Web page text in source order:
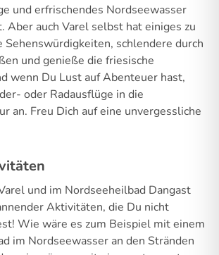
und erfrischendes Nordseewasser
Aber auch Varel selbst hat einiges zu
Sehenswürdigkeiten, schlendere durch
und genieße die friesische
wenn Du Lust auf Abenteuer hast,
oder Radausflüge in die
an. Freu Dich auf eine unvergessliche
und im Nordseeheilbad Dangast
Aktivitäten, die Du nicht
Wie wäre es zum Beispiel mit einem
im Nordseewasser an den Stränden